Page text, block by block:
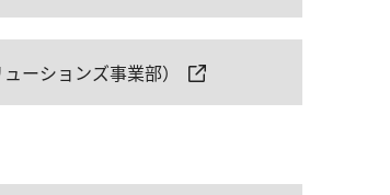
ーションズ事業部）